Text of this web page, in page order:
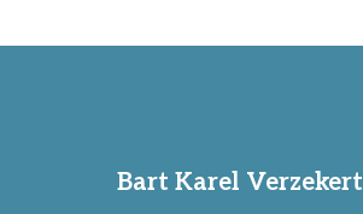
Bart Karel Verzekert